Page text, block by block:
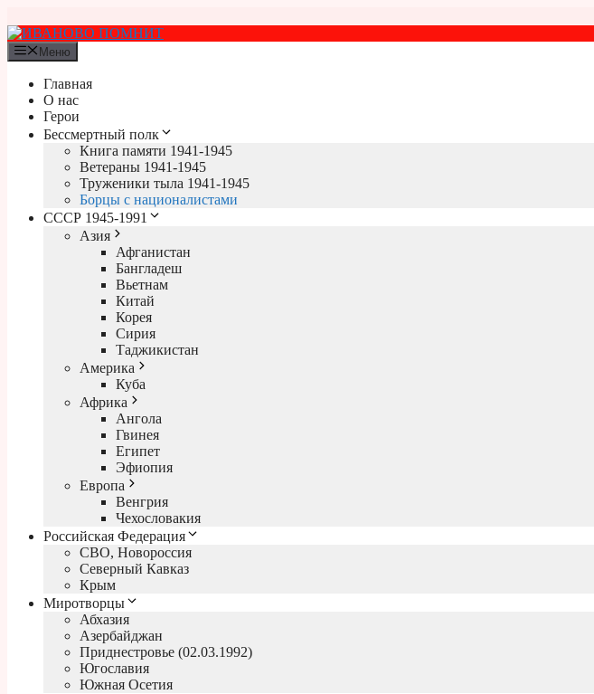
к
содержимому
Меню
Главная
О нас
Герои
Бессмертный полк
Книга памяти 1941-1945
Ветераны 1941-1945
Труженики тыла 1941-1945
Борцы с националистами
СССР 1945-1991
Азия
Афганистан
Бангладеш
Вьетнам
Китай
Корея
Сирия
Таджикистан
Америка
Куба
Африка
Ангола
Гвинея
Египет
Эфиопия
Европа
Венгрия
Чехословакия
Российская Федерация
СВО, Новороссия
Северный Кавказ
Крым
Миротворцы
Абхазия
Азербайджан
Приднестровье (02.03.1992)
Югославия
Южная Осетия